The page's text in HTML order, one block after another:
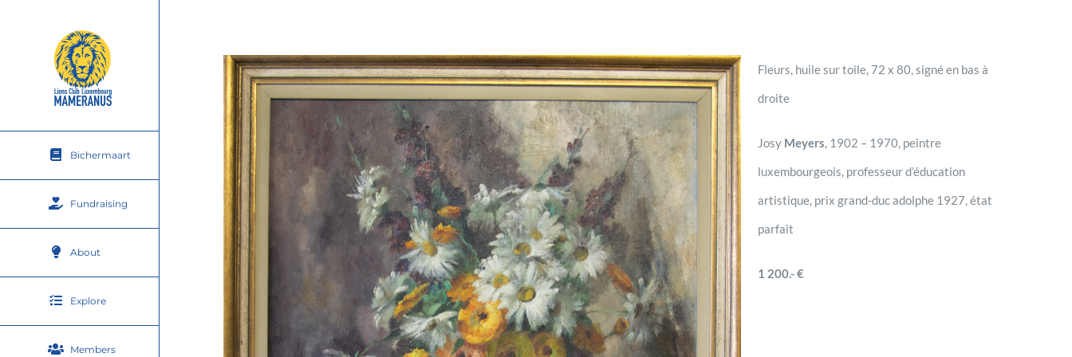
Bichermaart
Fundraising
About
Explore
Members
Fleurs, huile sur toile, 72 x 80, signé en bas à
droite
Josy Meyers, 1902 – 1970, peintre
luxembourgeois, professeur d’éducation
artistique, prix grand-duc adolphe 1927, état
parfait
1 200.- €